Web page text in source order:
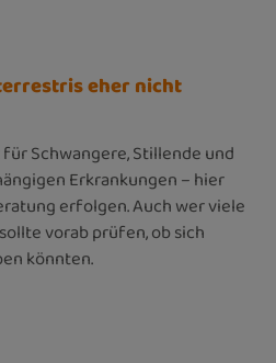
eher nicht
Schwangere, Stillende und
Erkrankungen – hier
erfolgen. Auch wer viele
vorab prüfen, ob sich
könnten.